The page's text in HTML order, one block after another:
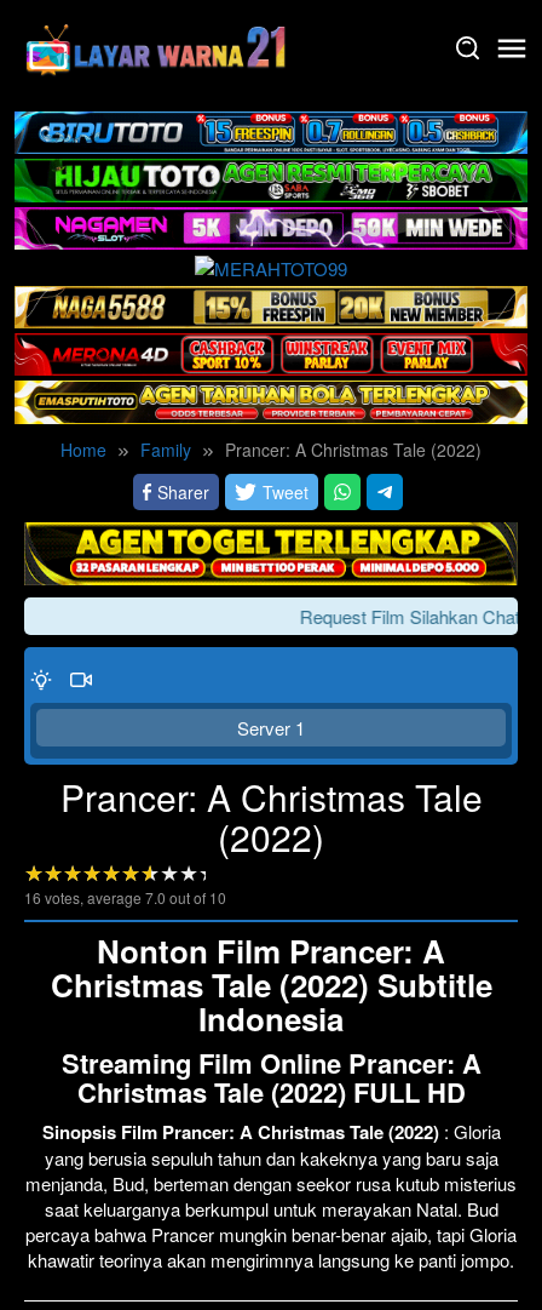
content
Home Family
Prancer: A Christmas Tale (2022)
Sharer
Tweet
Request Film Silahkan Chat
Server 1
Prancer: A Christmas Tale
(2022)
16 votes, average 7.0 out of 10
Nonton Film Prancer: A
Christmas Tale (2022) Subtitle
Indonesia
Streaming Film Online Prancer: A
Christmas Tale (2022) FULL HD
Sinopsis Film Prancer: A Christmas Tale (2022) : Gloria
yang berusia sepuluh tahun dan kakeknya yang baru saja
menjanda, Bud, berteman dengan seekor rusa kutub misterius
saat keluarganya berkumpul untuk merayakan Natal. Bud
percaya bahwa Prancer mungkin benar-benar ajaib, tapi Gloria
khawatir teorinya akan mengirimnya langsung ke panti jompo.